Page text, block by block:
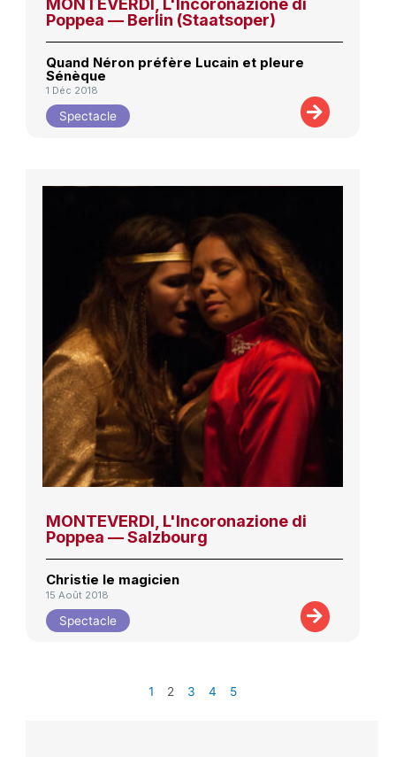
MONTEVERDI, L'Incoronazione di
Poppea — Berlin (Staatsoper)
Quand Néron préfère Lucain et pleure
Sénèque
1 Déc 2018
Spectacle
MONTEVERDI, L'Incoronazione di
Poppea — Salzbourg
Christie le magicien
15 Août 2018
Spectacle
1 2 3 4 5